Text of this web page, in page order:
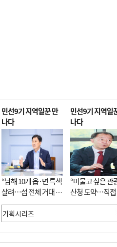
민선9기 지역일꾼 만
나다
“남해 10개 읍·면 특색
살려…섬 전체 거대 정
원으로 조성”
민선9기 지역일
나다
“머물고 싶은 관
산청 도약…직접
‘돈 버는 군수’ 될